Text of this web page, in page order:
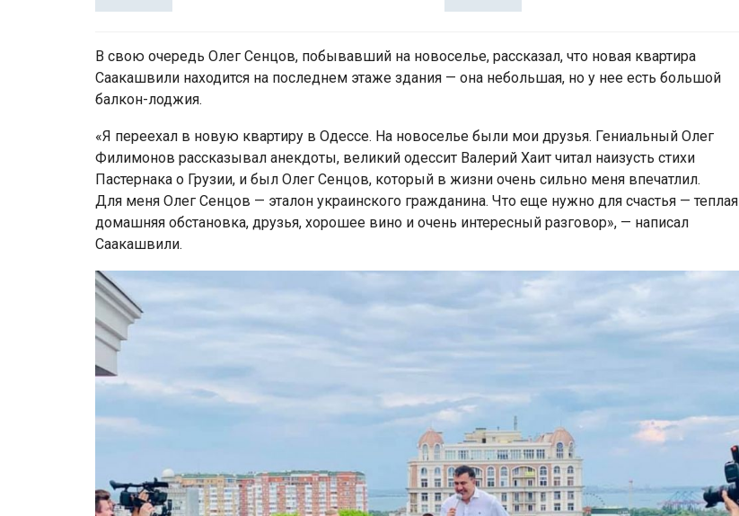
В свою очередь Олег Сенцов, побывавший на новоселье, рассказал, что новая квартира
Саакашвили находится на последнем этаже здания — она небольшая, но у нее есть большой
балкон-лоджия.
«Я переехал в новую квартиру в Одессе. На новоселье были мои друзья. Гениальный Олег
Филимонов рассказывал анекдоты, великий одессит Валерий Хаит читал наизусть стихи
Пастернака о Грузии, и был Олег Сенцов, который в жизни очень сильно меня впечатлил.
Для меня Олег Сенцов — эталон украинского гражданина. Что еще нужно для счастья — теплая
домашняя обстановка, друзья, хорошее вино и очень интересный разговор», — написал
Саакашвили.